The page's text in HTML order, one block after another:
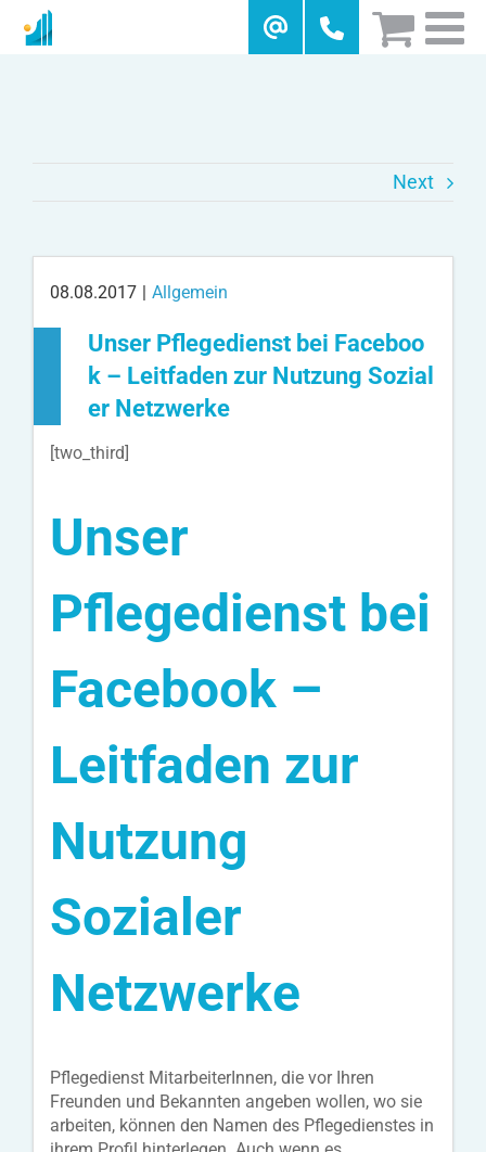
Next
08.08.2017 | Allgemein
Unser Pflegedienst bei Faceboo
k – Leitfaden zur Nutzung Sozial
er Netzwerke
[two_third]
Unser
Pflegedienst bei
Facebook –
Leitfaden zur
Nutzung
Sozialer
Netzwerke
Pflegedienst MitarbeiterInnen, die vor Ihren
Freunden und Bekannten angeben wollen, wo sie
arbeiten, können den Namen des Pflegedienstes in